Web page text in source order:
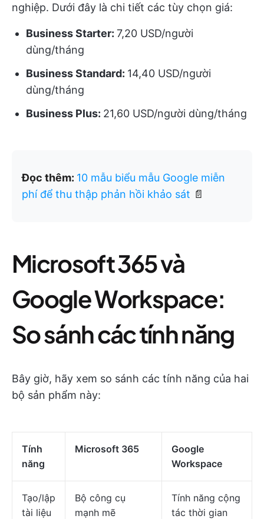
nghiệp. Dưới đây là chi tiết các tùy chọn giá:
Business Starter: 7,20 USD/người
dùng/tháng
Business Standard: 14,40 USD/người
dùng/tháng
Business Plus: 21,60 USD/người dùng/tháng
Đọc thêm: 10 mẫu biểu mẫu Google miễn
phí để thu thập phản hồi khảo sát 📄
Microsoft 365 và
Google Workspace:
So sánh các tính năng
Bây giờ, hãy xem so sánh các tính năng của hai
bộ sản phẩm này:
Tính
năng
Microsoft 365
Google
Workspace
Tạo/lập
tài liệu
Bộ công cụ
mạnh mẽ
Tính năng cộng
tác thời gian